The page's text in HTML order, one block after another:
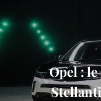
Opel :